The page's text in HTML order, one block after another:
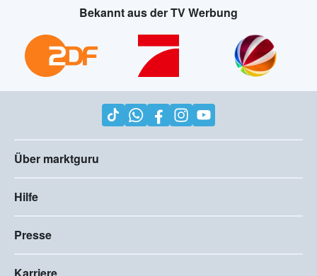
Bekannt aus der TV Werbung
Über marktguru
Hilfe
Presse
Karriere